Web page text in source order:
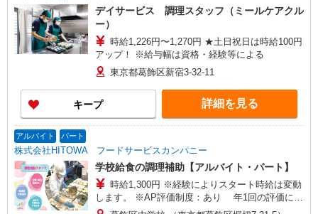
デイサービス 調理スタッフ（ミールケアクル
ー）
時給1,226円〜1,270円 ★土日祝日は時給100円
アップ！ ※給与幅は資格・経験等による
東京都葛飾区新宿3-32-11
キープ 詳細を見る
アルバイト パート
株式会社HITOWA フードサービスカンパニー
学校給食の調理補助【アルバイト・パート】
時給1,300円 ※経験によりスタート時給は変動
します。 ※AP評価制度：あり 年1回の評価によ
り時給を見直します。 ※アルバイト賞与（寸